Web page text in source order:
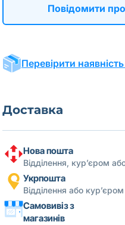
Повідомити про
Перевірити
Доставка
Нова пошта
Відділення, кур’єром
Укрпошта
Відділення або кур’єром
Самовивіз з
магазинів